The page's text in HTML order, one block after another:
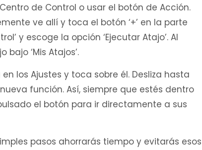
de Control o usar el botón de Acción.
ve allí y toca el botón ‘+’ en la parte
y escoge la opción ‘Ejecutar Atajo’. Al
‘Mis Atajos’.
los Ajustes y toca sobre él. Desliza hasta
función. Así, siempre que estés dentro
el botón para ir directamente a sus
pasos ahorrarás tiempo y evitarás esos